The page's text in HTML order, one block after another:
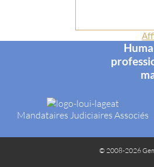
Mandataires Judiciaires Associés
© 2008-2026